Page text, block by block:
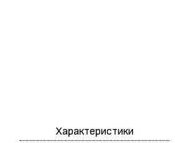
Характеристики